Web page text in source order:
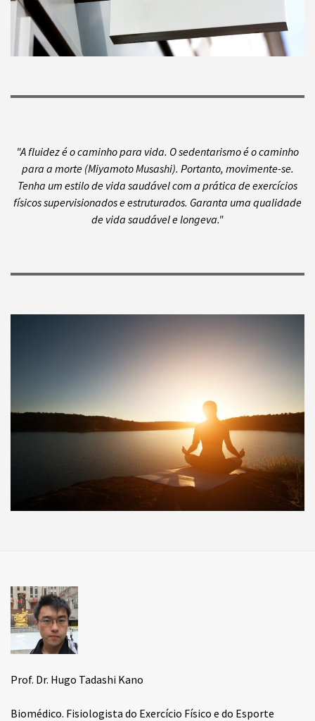
"A fluidez é o caminho para vida. O sedentarismo é o caminho
para a morte (Miyamoto Musashi). Portanto, movimente-se.
Tenha um estilo de vida saudável com a prática de exercícios
físicos supervisionados e estruturados. Garanta uma qualidade
de vida saudável e longeva."
Prof. Dr. Hugo Tadashi Kano
Biomédico. Fisiologista do Exercício Físico e do Esporte